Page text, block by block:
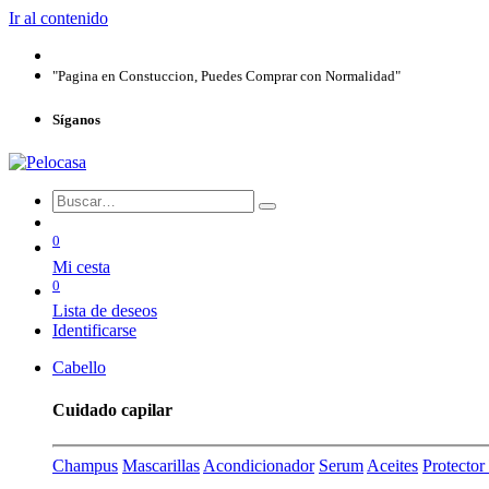
Ir al contenido
"Pagina en Constuccion, Puedes Comprar con Normalidad"
Síganos
0
Mi cesta
0
Lista de deseos
Identificarse
Cabello
Cuidado capilar
Champus Mascarillas Acondicionador Serum Aceites